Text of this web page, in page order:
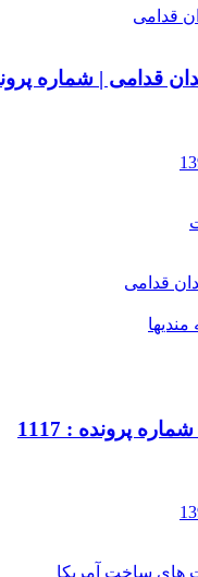
| شماره پرونده :
قدامی
های ساخت آمریکا